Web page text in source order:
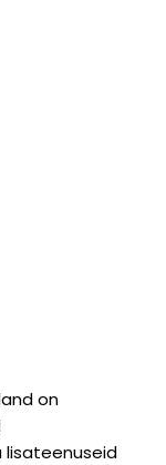
on
lisateenuseid